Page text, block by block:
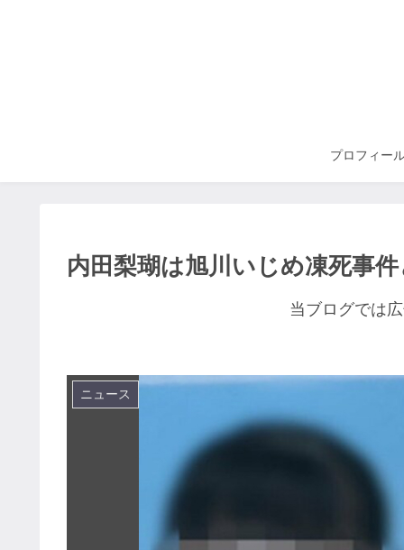
プロフィー
内田梨瑚は旭川いじめ凍死事
当ブログでは
ニュース